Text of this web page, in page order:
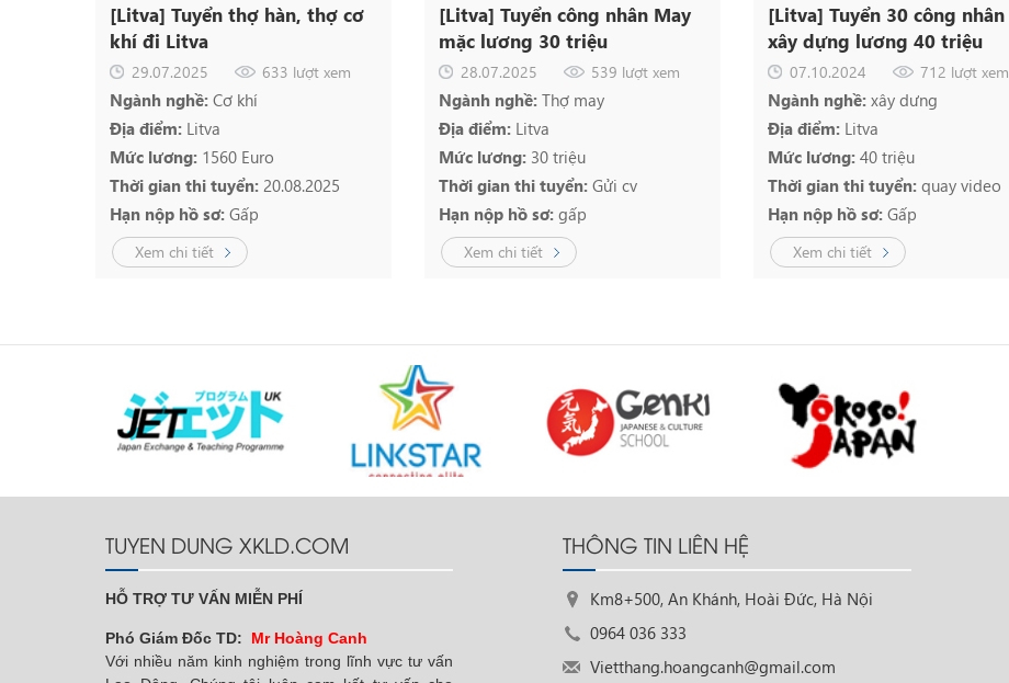
[Litva] Tuyển thợ hàn, thợ cơ
khí đi Litva
29.07.2025 633 lượt xem
Ngành nghề: Cơ khí
Địa điểm: Litva
Mức lương: 1560 Euro
Thời gian thi tuyển: 20.08.2025
Hạn nộp hồ sơ: Gấp
Xem chi tiết
[Litva] Tuyển công nhân May
mặc lương 30 triệu
28.07.2025 539 lượt xem
Ngành nghề: Thợ may
Địa điểm: Litva
Mức lương: 30 triệu
Thời gian thi tuyển: Gửi cv
Hạn nộp hồ sơ: gấp
Xem chi tiết
[Litva] Tuyển 30 công nhân
xây dựng lương 40 triệu
07.10.2024 712 lượt xem
Ngành nghề: xây dưng
Địa điểm: Litva
Mức lương: 40 triệu
Thời gian thi tuyển: quay video
Hạn nộp hồ sơ: Gấp
Xem chi tiết
TUYEN DUNG XKLD.COM
HỖ TRỢ TƯ VẤN MIỄN PHÍ
Phó Giám Đốc TD:
Mr Hoàng Canh
Với nhiều năm kinh nghiệm trong lĩnh vực tư vấn
THÔNG TIN LIÊN HỆ
Km8+500, An Khánh, Hoài Đức, Hà Nội
0964 036 333
Vietthang.hoangcanh@gmail.com